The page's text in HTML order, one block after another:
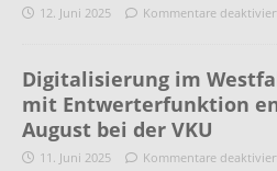
12. Juni 2025 Kommentare
Digitalisierung im
mit Entwerterfunktion
August bei der VKU
11. Juni 2025 Kommentare